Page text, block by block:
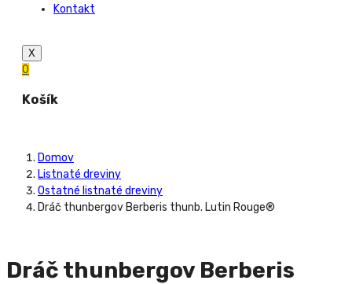
Kontakt
X
0
Košík
Domov
Listnaté dreviny
Ostatné listnaté dreviny
Dráč thunbergov Berberis thunb. Lutin Rouge®
Dráč thunbergov Berberis